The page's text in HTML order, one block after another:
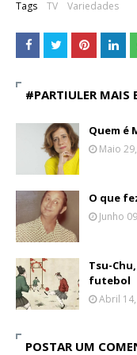
Tags TV Variedades
#PARTIULER MAIS
Quem é
Maio
O que
Junho
Tsu-
futebol
Abril
POSTAR UM